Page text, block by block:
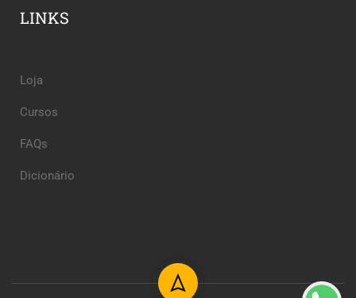
LINKS
Loja
Cursos
FAQs
Dicionário